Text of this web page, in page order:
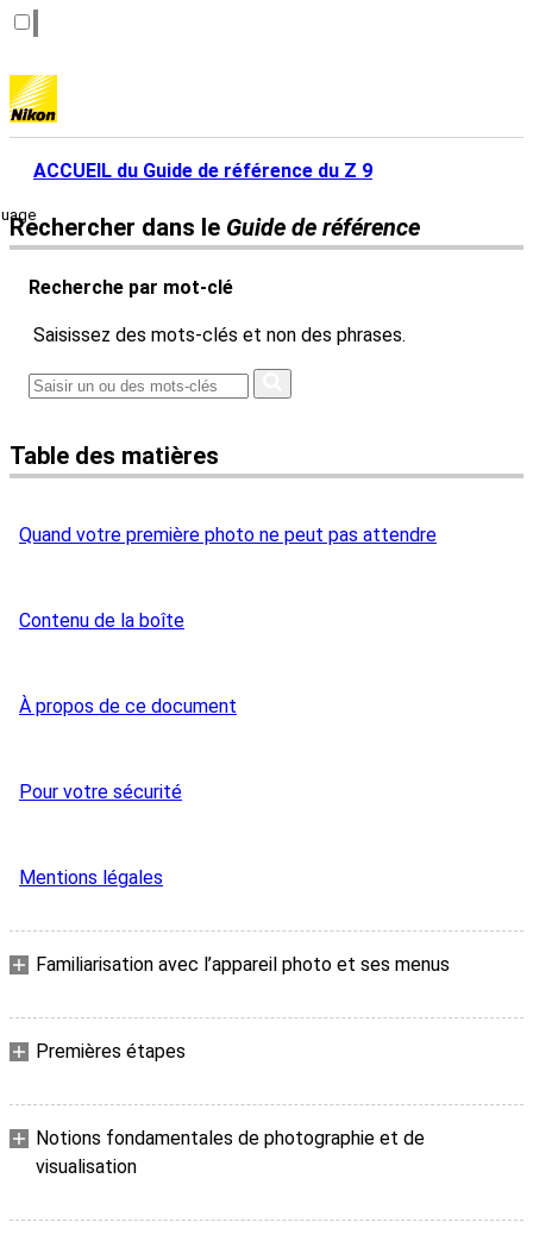
ACCUEIL du Guide de référence du Z 9
Rechercher dans le Guide de référence
Recherche par mot-clé
Saisissez des mots-clés et non des phrases.
Table des matières
Quand votre première photo ne peut pas attendre
Contenu de la boîte
À propos de ce document
Pour votre sécurité
Mentions légales
Familiarisation avec l’appareil photo et ses menus
Premières étapes
Notions fondamentales de photographie et de
visualisation